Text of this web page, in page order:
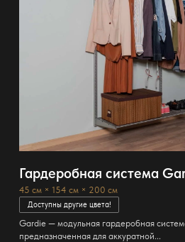
Гардеробная система
45 см × 154 см × 200 см
Доступны другие цвета!
Gardie — модульная гардеробная
предназначенная для аккуратной...